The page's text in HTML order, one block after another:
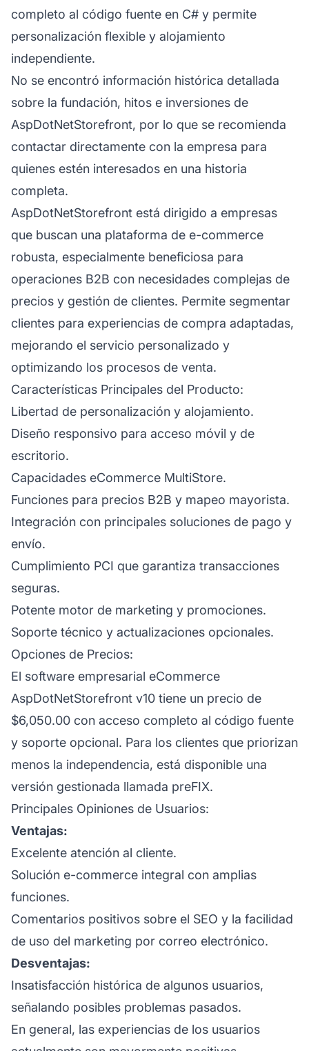
completo al código fuente en C# y permite
personalización flexible y alojamiento
independiente.
No se encontró información histórica detallada
sobre la fundación, hitos e inversiones de
AspDotNetStorefront, por lo que se recomienda
contactar directamente con la empresa para
quienes estén interesados en una historia
completa.
AspDotNetStorefront está dirigido a empresas
que buscan una plataforma de e-commerce
robusta, especialmente beneficiosa para
operaciones B2B con necesidades complejas de
precios y gestión de clientes. Permite segmentar
clientes para experiencias de compra adaptadas,
mejorando el servicio personalizado y
optimizando los procesos de venta.
Características Principales del Producto:
Libertad de personalización y alojamiento.
Diseño responsivo para acceso móvil y de
escritorio.
Capacidades eCommerce MultiStore.
Funciones para precios B2B y mapeo mayorista.
Integración con principales soluciones de pago y
envío.
Cumplimiento PCI que garantiza transacciones
seguras.
Potente motor de marketing y promociones.
Soporte técnico y actualizaciones opcionales.
Opciones de Precios:
El software empresarial eCommerce
AspDotNetStorefront v10 tiene un precio de
$6,050.00 con acceso completo al código fuente
y soporte opcional. Para los clientes que priorizan
menos la independencia, está disponible una
versión gestionada llamada preFIX.
Principales Opiniones de Usuarios:
Ventajas:
Excelente atención al cliente.
Solución e-commerce integral con amplias
funciones.
Comentarios positivos sobre el SEO y la facilidad
de uso del marketing por correo electrónico.
Desventajas:
Insatisfacción histórica de algunos usuarios,
señalando posibles problemas pasados.
En general, las experiencias de los usuarios